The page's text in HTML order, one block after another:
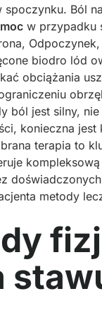
Ból
w przypadku
biodro lód
obciążania
ból jest silny,
konieczna
terapia to
metody